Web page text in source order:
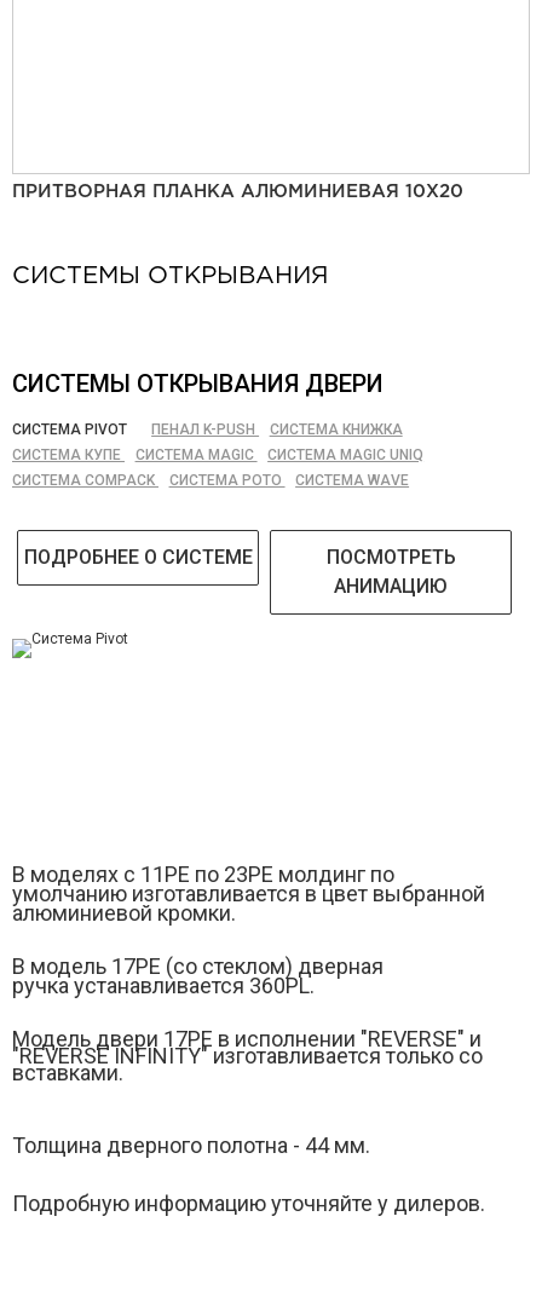
ПРИТВОРНАЯ ПЛАНКА АЛЮМИНИЕВАЯ 10Х20
СИСТЕМЫ ОТКРЫВАНИЯ
СИСТЕМЫ ОТКРЫВАНИЯ ДВЕРИ
СИСТЕМА PIVOT ПЕНАЛ K-PUSH
СИСТЕМА КНИЖКА
СИСТЕМА КУПЕ
СИСТЕМА MAGIC
СИСТЕМА MAGIC UNIQ
СИСТЕМА COMPACK
СИСТЕМА РОТО СИСТЕМА WAVE
ПОДРОБНЕЕ О СИСТЕМЕ
ПОСМОТРЕТЬ
АНИМАЦИЮ
В моделях с 11РЕ по 23PE молдинг по
умолчанию изготавливается в цвет выбранной
алюминиевой кромки.
В модель 17PЕ (со стеклом) дверная
ручка устанавливается 360PL.
Модель двери 17РE в исполнении "REVERSE" и
"REVERSE INFINITY" изготавливается только со
вставками.
Толщина дверного полотна - 44 мм.
Подробную информацию уточняйте у дилеров.